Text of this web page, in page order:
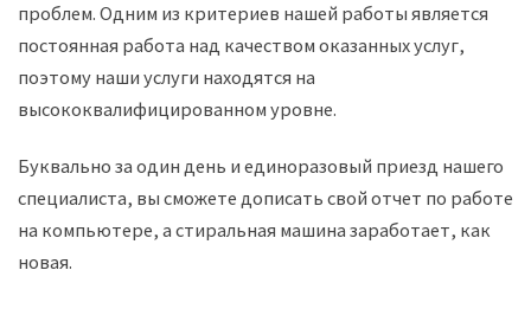
проблем. Одним из критериев нашей работы является
постоянная работа над качеством оказанных услуг,
поэтому наши услуги находятся на
высококвалифицированном уровне.
Буквально за один день и единоразовый приезд нашего
специалиста, вы сможете дописать свой отчет по работе
на компьютере, а стиральная машина заработает, как
новая.